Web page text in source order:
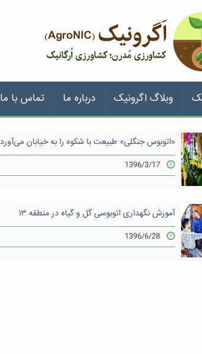
وبلاگ اگرونیک درباره ما تماس با ما
«اتوبوس جنگلی» طبیعت با شکوه را به خیابان می‌آورد
1396/3/17
آموزش نگهداری اتوبوسی گل و گیاه در منطقه ۱۳
1396/6/28